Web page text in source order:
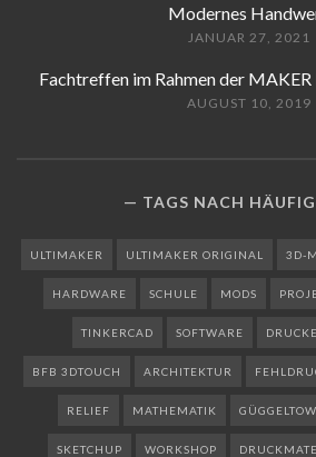
Modernes
JANUAR 27, 2021
Fachtreffen im Rahmen der MAKER
AUGUST 10, 2019
TAGS NACH
ULTIMAKER ULTIMAKER ORIGINAL 3D-
HARDWARE SCHULE MODS
TINKERCAD SOFTWARE
BFB 3DTOUCH ARCHITEKTUR
RELIEF MATHEMATIK
SKETCHUP WORKSHOP